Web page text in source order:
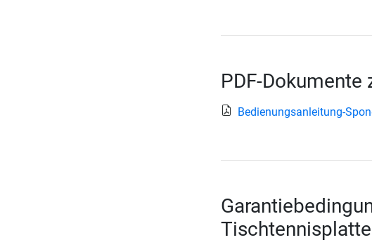
PDF-Dokumente
Bedienungsanleitung-